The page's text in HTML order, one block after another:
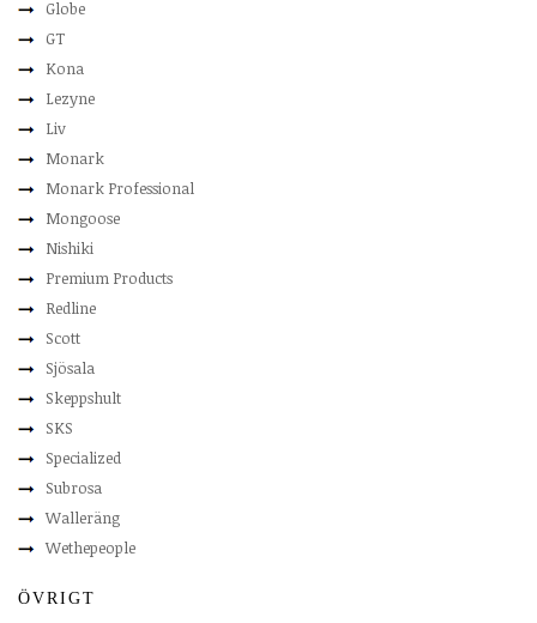
Globe
GT
Kona
Lezyne
Liv
Monark
Monark Professional
Mongoose
Nishiki
Premium Products
Redline
Scott
Sjösala
Skeppshult
SKS
Specialized
Subrosa
Walleräng
Wethepeople
ÖVRIGT